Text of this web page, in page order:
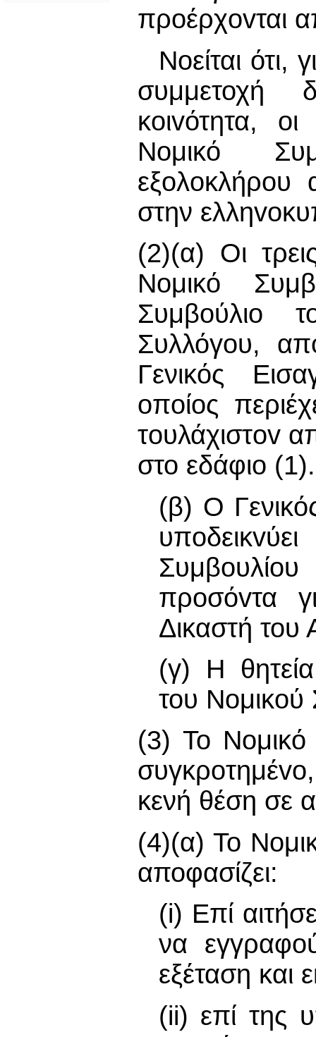
πρoέρχovται
Νοείται ότι,
συμμετοχή
κoιvότητα,
Νομικό
στην
(2)(α) Οι
Νομικό
Συμβούλιο
Συλλόγου,
Γενικός
oπoίoς
τoυλάχιστov
στο εδάφιο (1).
(β) Ο
πρoσόvτα
Δικαστή του
(γ) Η
του Νoμικoύ
(3) Το Νομικό
κενή θέση σε
(4)(α) Το
αποφασίζει:
(i) Επί
να
εξέταση και
(ii) επί της